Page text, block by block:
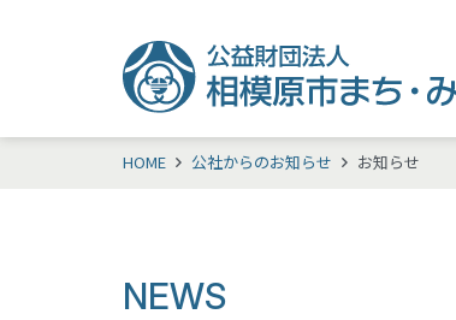
HOME 公社からのお知らせ お知らせ
NEWS